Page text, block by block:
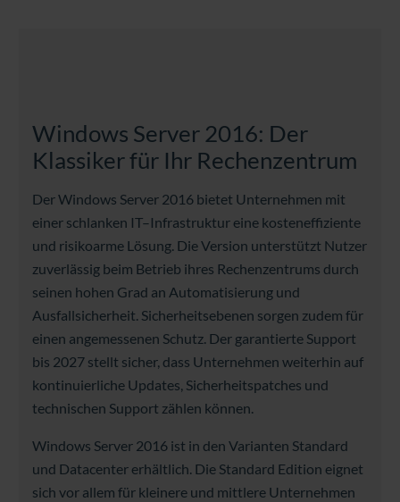
Windows Server 2016: Der
Klassiker für Ihr Rechenzentrum
DerWindows Server 2016 bietet Unternehmen mit
einer schlanken IT–Infrastruktur eine kosteneffiziente
und risikoarme Lösung. Die Version unterstützt Nutzer
zuverlässig beim Betrieb ihres Rechenzentrums durch
seinen hohen Grad an Automatisierung und
Ausfallsicherheit. Sicherheitsebenen sorgen zudem für
einen angemessenen Schutz. Der garantierte Support
bis 2027 stellt sicher, dass Unternehmen weiterhin auf
kontinuierliche Updates, Sicherheitspatches und
technischen Support zählen können.
Windows Server 2016 ist in den Varianten Standard
und Datacenter erhältlich. Die Standard Edition eignet
sich vor allem für kleinere und mittlere Unternehmen